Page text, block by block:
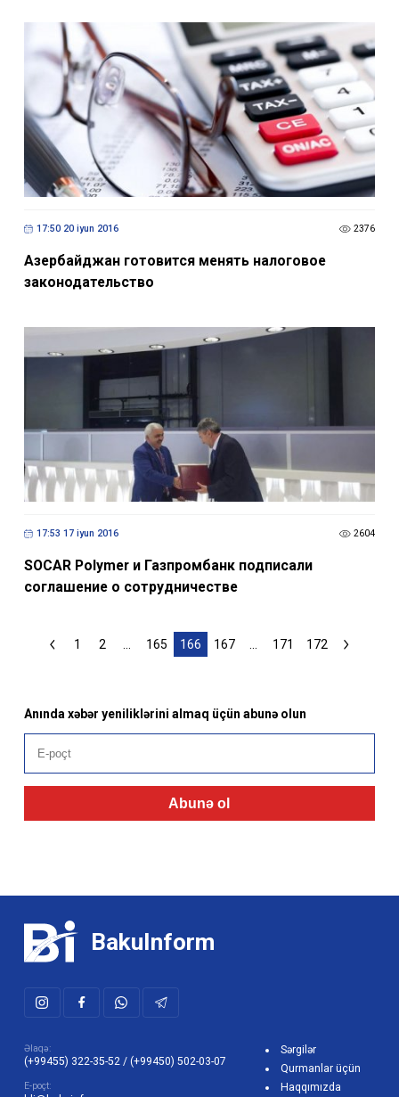
17:50 20 iyun 2016 2376
Азербайджан готовится менять налоговое
законодательство
17:53 17 iyun 2016 2604
SOCAR Polymer и Газпромбанк подписали
соглашение о сотрудничестве
1 2 ... 165 166 167 ... 171 172
Anında xəbər yeniliklərini almaq üçün abunə olun
Abunə ol
BakuInform
Əlaqə:
(+99455) 322-35-52/ (+99450) 502-03-07
E-poçt:
Sərgilər
Qurmanlar üçün
Haqqımızda